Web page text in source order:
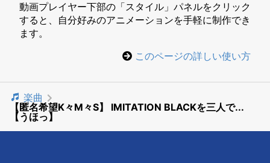
動画プレイヤー下部の「スタイル」パネルをクリック
すると、自分好みのアニメーションを手軽に制作でき
ます。
このページの詳しい使い方
楽曲
【匿名希望K々M々S】 IMITATION BLACKを三人で...
【うほっ】